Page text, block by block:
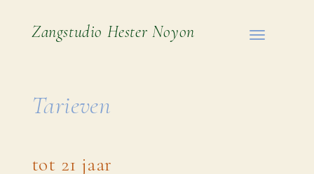
Zangstudio Hester Noyon
Toggle
Tarieven
tot 21 jaar